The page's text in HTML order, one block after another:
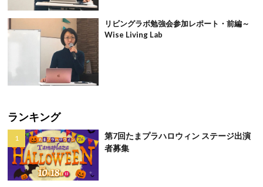
リビングラボ勉強会参加レポート・前編～
Wise Living Lab
ランキング
第7回たまプラハロウィン ステージ出演
者募集